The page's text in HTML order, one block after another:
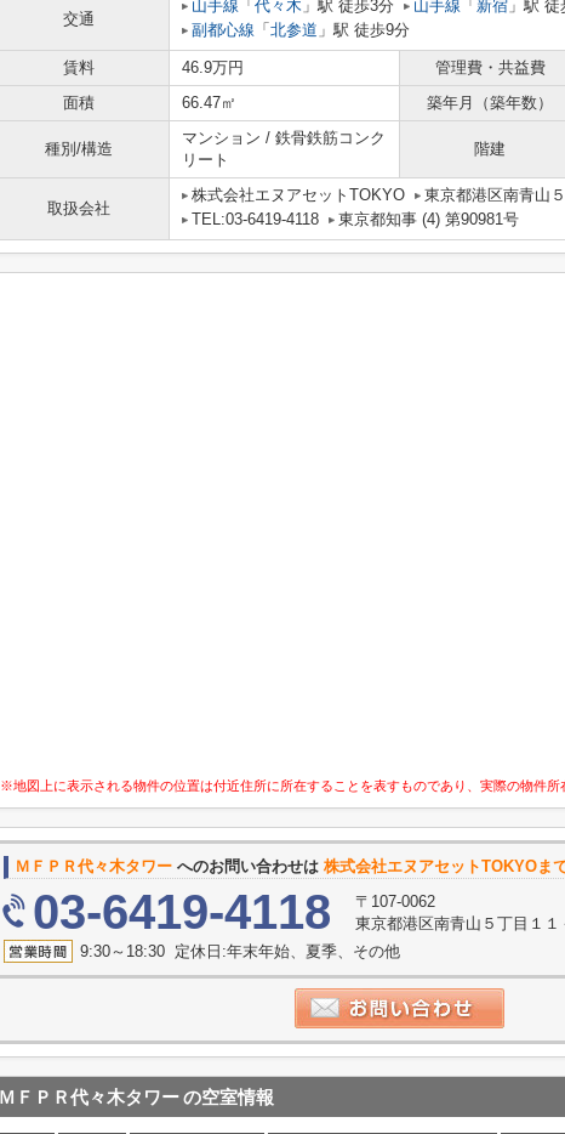
交通
山手線 「 代々木 」駅 徒歩3分 山手線 「 新宿 」駅 徒
副都心線 「 北参道 」駅 徒歩9分
賃料 46.9万円 管理費・共益費
面積
66.47㎡ 築年月（築年数）
種別/構造
マンション / 鉄骨鉄筋コンク
リート
階建
取扱会社
株式会社エヌアセットTOKYO
東京都港区南青山
TEL:03-6419-4118
東京都知事 (4) 第90981号
※地図上に表示される物件の位置は付近住所に所在することを表すものであり、実際の物件所
ＭＦＰＲ代々木タワー へのお問い合わせは 株式会社エヌアセットTOKYOま
03-6419-4118
〒107-0062
東京都港区南青山５丁目１
9:30～18:30 定休日:年末年始、夏季、その他
ＭＦＰＲ代々木タワーの空室情報